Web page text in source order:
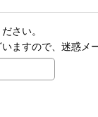
さい。
ますので、迷惑メ